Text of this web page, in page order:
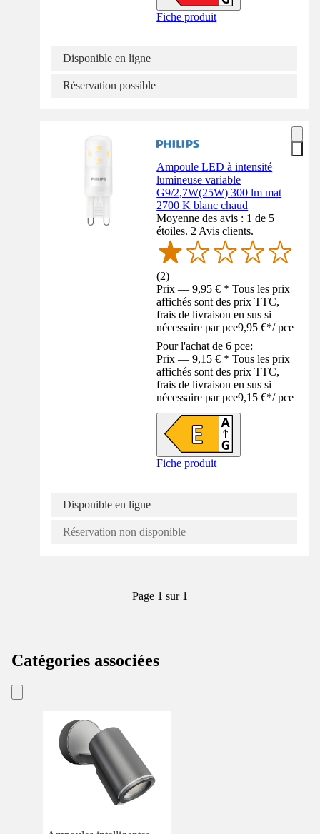
Fiche produit
Disponible en ligne
Réservation possible
Ampoule LED à intensité
lumineuse variable
G9/2,7W(25W) 300 lm mat
2700 K blanc chaud
Moyenne des avis : 1 de 5
étoiles. 2 Avis clients.
(2)
Prix — 9,95 € * Tous les prix
affichés sont des prix TTC,
frais de livraison en sus si
nécessaire par pce9,95 €*/ pce
Pour l'achat de 6 pce:
Prix — 9,15 € * Tous les prix
affichés sont des prix TTC,
frais de livraison en sus si
nécessaire par pce9,15 €*/ pce
Fiche produit
Disponible en ligne
Réservation non disponible
Page 1 sur 1
Catégories associées